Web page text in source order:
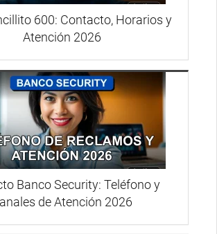
600: Contacto, Horarios y
Atención 2026
Banco Security: Teléfono y
de Atención 2026